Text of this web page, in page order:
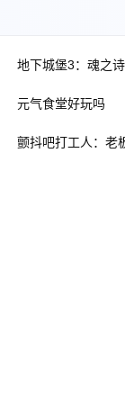
地下城堡3：魂之
元气食堂好玩吗
颤抖吧打工人：老